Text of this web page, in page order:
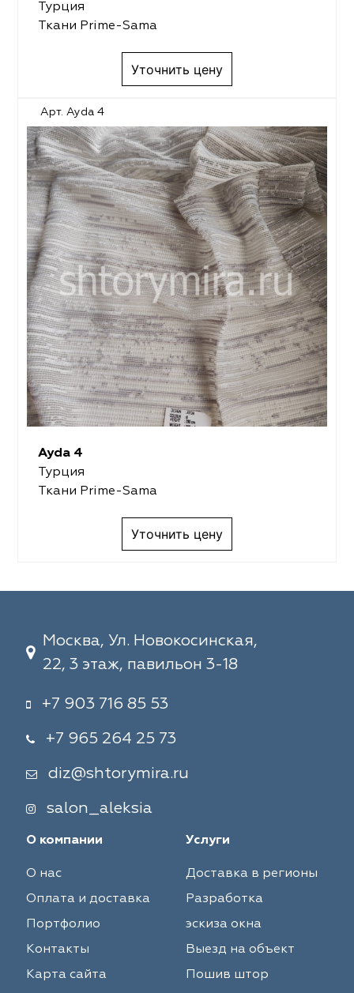
Турция
Ткани Prime-Sama
Уточнить цену
Арт. Ayda 4
Ayda 4
Турция
Ткани Prime-Sama
Уточнить цену
Москва, Ул. Новокосинская,
22, 3 этаж, павильон 3-18
+7 903 716 85 53
+7 965 264 25 73
diz@shtorymira.ru
salon_aleksia
О компании
О нас
Оплата и доставка
Портфолио
Контакты
Карта сайта
Услуги
Доставка в регионы
Разработка
эскиза окна
Выезд на объект
Пошив штор